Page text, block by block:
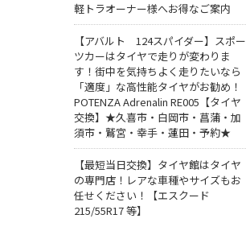
軽トラオーナー様へお得なご案内
【アバルト 124スパイダー】スポー
ツカーはタイヤで走りが変わりま
す！街中を気持ちよく走りたいなら
「適度」な高性能タイヤがお勧め！
POTENZA Adrenalin RE005【タイヤ
交換】★久喜市・白岡市・菖蒲・加
須市・鷲宮・幸手・蓮田・予約★
【最短当日交換】タイヤ館はタイヤ
の専門店！レアな車種やサイズもお
任せください！【エスクード
215/55R17 等】